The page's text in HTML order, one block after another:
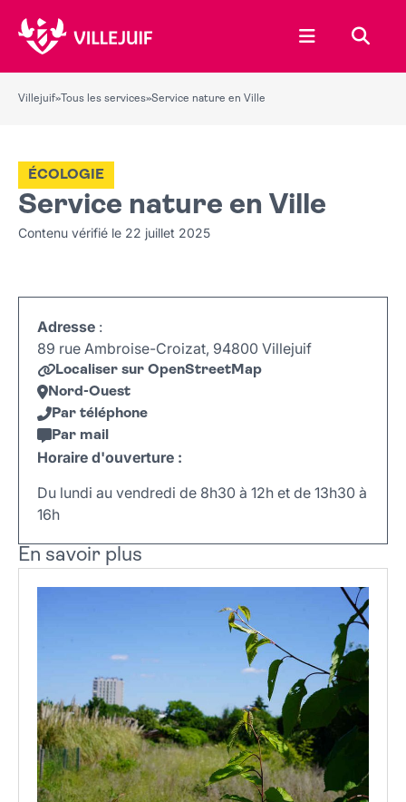
Ouvrir le
Villejuif» Tous les services»Service nature en Ville
Service nature en Ville
ÉCOLOGIE
Contenu vérifié le 22 juillet 2025
Adresse :
89 rue Ambroise-Croizat, 94800 Villejuif
Localiser sur OpenStreetMap
Nord-Ouest
Par téléphone
Par mail
Horaire d'ouverture :
Du lundi au vendredi de 8h30 à 12h et de 13h30 à
16h
+
−
En savoir plus